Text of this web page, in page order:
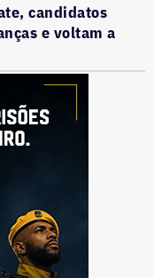
candidatos
e voltam a